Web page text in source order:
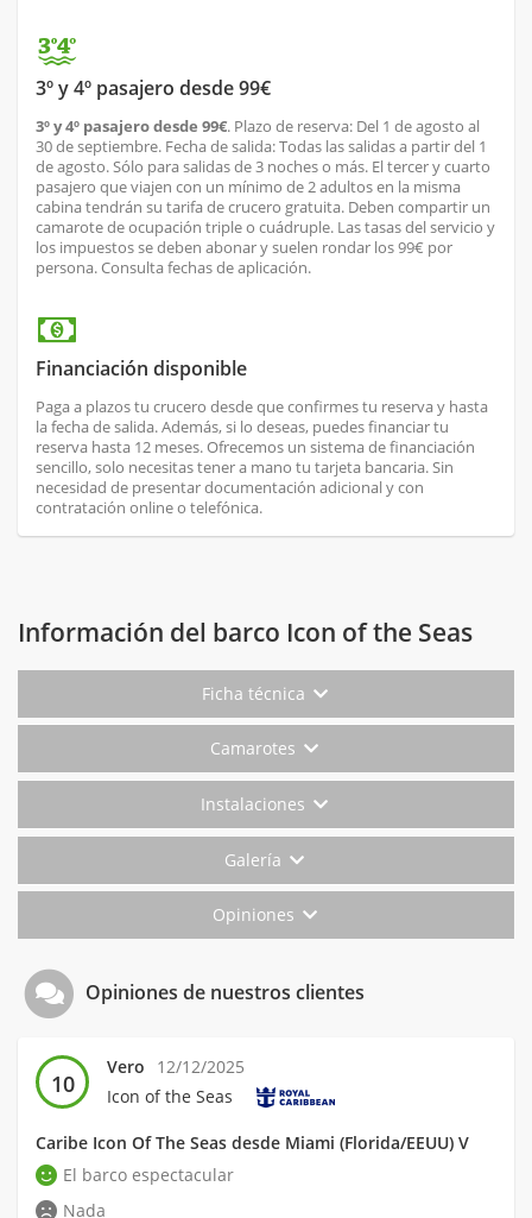
3º y 4º pasajero desde 99€
3º y 4º pasajero desde 99€. Plazo de reserva: Del 1 de agosto al
30 de septiembre. Fecha de salida: Todas las salidas a partir del 1
de agosto. Sólo para salidas de 3 noches o más. El tercer y cuarto
pasajero que viajen con un mínimo de 2 adultos en la misma
cabina tendrán su tarifa de crucero gratuita. Deben compartir un
camarote de ocupación triple o cuádruple. Las tasas del servicio y
los impuestos se deben abonar y suelen rondar los 99€ por
persona. Consulta fechas de aplicación.
Financiación disponible
Paga a plazos tu crucero desde que confirmes tu reserva y hasta
la fecha de salida. Además, si lo deseas, puedes financiar tu
reserva hasta 12 meses. Ofrecemos un sistema de financiación
sencillo, solo necesitas tener a mano tu tarjeta bancaria. Sin
necesidad de presentar documentación adicional y con
contratación online o telefónica.
Información del barco Icon of the Seas
Ficha técnica
Camarotes
Instalaciones
Galería
Opiniones
Opiniones de nuestros clientes
10
Vero
12/12/2025
Icon of the Seas
Caribe Icon Of The Seas desde Miami (Florida/EEUU) V
El barco espectacular
Nada